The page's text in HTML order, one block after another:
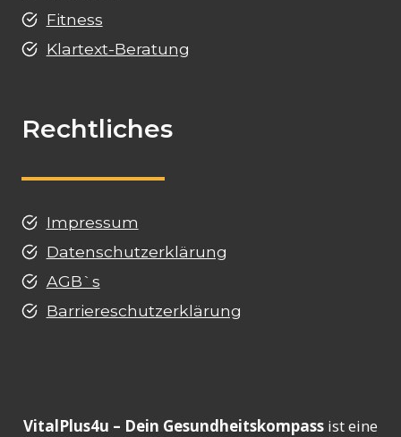
Fitness
Klartext-Beratung
Rechtliches
Impressum
Datenschutzerklärung
AGB`s
Barriereschutzerklärung
VitalPlus4u – Dein Gesundheitskompass ist eine